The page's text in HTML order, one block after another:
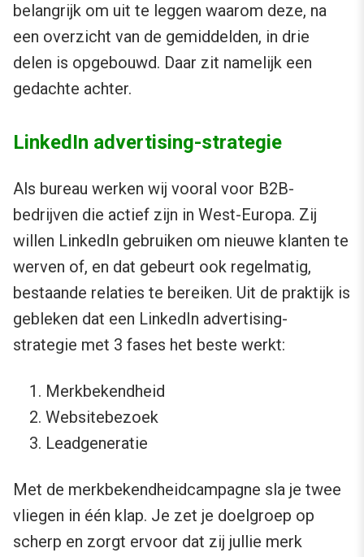
belangrijk om uit te leggen waarom deze, na
een overzicht van de gemiddelden, in drie
delen is opgebouwd. Daar zit namelijk een
gedachte achter.
LinkedIn advertising-strategie
Als bureau werken wij vooral voor B2B-
bedrijven die actief zijn in West-Europa. Zij
willen LinkedIn gebruiken om nieuwe klanten te
werven of, en dat gebeurt ook regelmatig,
bestaande relaties te bereiken. Uit de praktijk is
gebleken dat een LinkedIn advertising-
strategie met 3 fases het beste werkt:
Merkbekendheid
Websitebezoek
Leadgeneratie
Met de merkbekendheidcampagne sla je twee
vliegen in één klap. Je zet je doelgroep op
scherp en zorgt ervoor dat zij jullie merk